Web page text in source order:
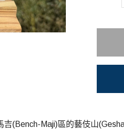
(Bench-Maji)區的藝伎山